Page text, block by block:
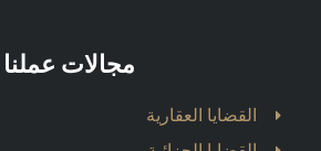
مجالات عملنا
القضايا العقارية